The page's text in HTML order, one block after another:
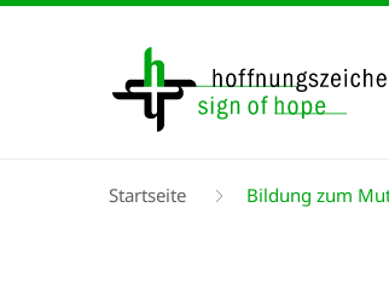
Pfadnavigation
Startseite Bildung zum